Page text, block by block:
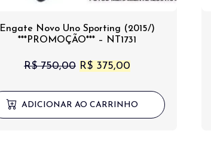
Engate Novo Uno Sporting (2015/)
***PROMOÇÃO*** – NT1731
R$750,00 O
original
R$375,00O
atual
ADICIONAR AO CARRINHO